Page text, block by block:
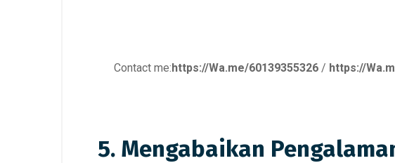
Contact me:https://Wa.me/60139355326 / https://
5. Mengabaikan